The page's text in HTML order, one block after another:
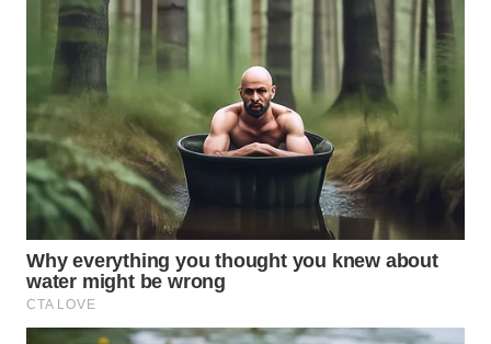
BINTAN
MANDALIKA
WN
LIKUPANG
WN
LABUANBAJO
WN
BORNEO